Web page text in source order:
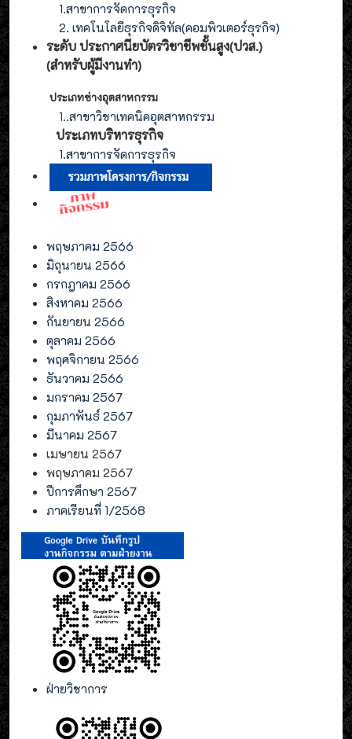
1.สาขาการจัดการธุรกิจ
2. เทคโนโลยีธุรกิจดิจิทัล(คอมพิวเตอร์ธุรกิจ)
ระดับ ประกาศนียบัตรวิชาชีพชั้นสูง(ปวส.)
(สำหรับผู้มีงานทำ)
ประเภทช่างอุตสาหกรรม
1..สาขาวิชาเทคนิคอุตสาหกรรม
ประเภทบริหารธุรกิจ
1.สาขาการจัดการธุรกิจ
พฤษภาคม 2566
มิถุนายน 2566
กรกฎาคม 2566
สิงหาคม 2566
กันยายน 2566
ตุลาคม 2566
พฤศจิกายน 2566
ธันวาคม 2566
มกราคม 2567
กุมภาพันธ์ 2567
มีนาคม 2567
เมษายน 2567
พฤษภาคม 2567
ปีการศึกษา 2567
ภาคเรียนที่ 1/2568
ฝ่ายวิชาการ